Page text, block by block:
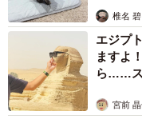
橋している河川名は
谷川へ流れ出ています
また、面白いのが、中
木造歩道橋である蓬莱
歩道橋と日本一短い橋
椎名 碧
エジプ
ますよ
ら……ス
カモ代
宮前